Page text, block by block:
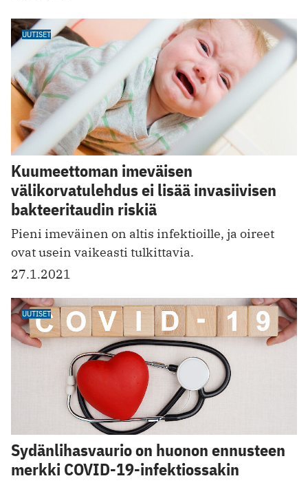
UUTISET
Kuumeettoman imeväisen
välikorvatulehdus ei lisää invasiivisen
bakteeritaudin riskiä
Pieni imeväinen on altis infektioille, ja oireet
ovat usein vaikeasti tulkittavia.
27.1.2021
UUTISET
Sydänlihasvaurio on huonon ennusteen
merkki COVID-19-infektiossakin